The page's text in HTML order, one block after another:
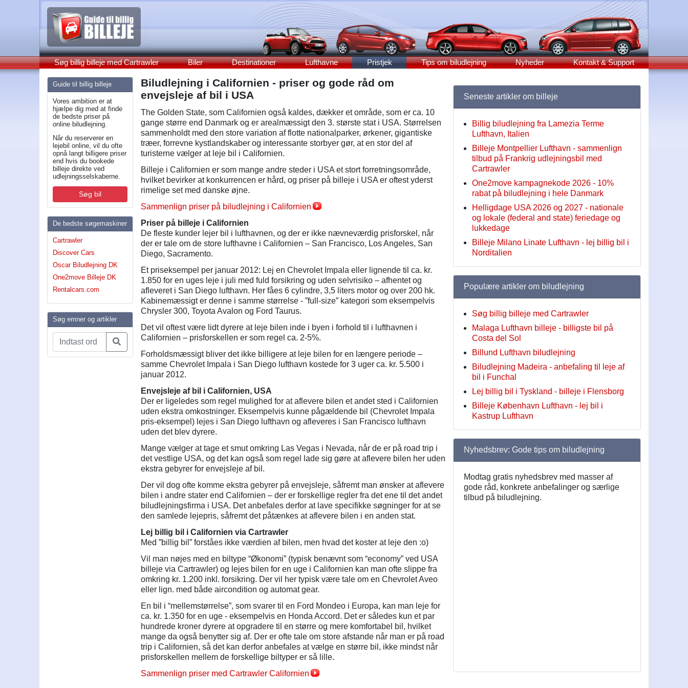
Søg billig billeje med Cartrawler Biler Destinationer Lufthavne Pristjek Tips om biludlejning Nyheder Kontakt & Support
Guide til billig billeje
Vores ambition er at
hjælpe dig med at finde
de bedste priser på
online biludlejning.
Når du reserverer en
lejebil online, vil du ofte
opnå langt billigere priser
end hvis du bookede
billeje direkte ved
udlejningsselskaberne.
Søg bil
De bedste søgemaskiner
Cartrawler
Discover Cars
Oscar Biludlejning DK
One2move Billeje DK
Rentalcars.com
Søg emner og artikler
Biludlejning i Californien - priser og gode råd om
envejsleje af bil i USA
The Golden State, som Californien også kaldes, dækker et område, som er ca. 10
gange større end Danmark og er arealmæssigt den 3. største stat i USA. Størrelsen
sammenholdt med den store variation af flotte nationalparker, ørkener, gigantiske
træer, forrevne kystlandskaber og interessante storbyer gør, at en stor del af
turisterne vælger at leje bil i Californien.
Billeje i Californien er som mange andre steder i USA et stort forretningsområde,
hvilket bevirker at konkurrencen er hård, og priser på billeje i USA er oftest yderst
rimelige set med danske øjne.
Sammenlign priser på biludlejning i Californien
Priser på billeje i Californien
De fleste kunder lejer bil i lufthavnen, og der er ikke nævneværdig prisforskel, når
der er tale om de store lufthavne i Californien – San Francisco, Los Angeles, San
Diego, Sacramento.
Et priseksempel per januar 2012: Lej en Chevrolet Impala eller lignende til ca. kr.
1.850 for en uges leje i juli med fuld forsikring og uden selvrisiko – afhentet og
afleveret i San Diego lufthavn. Her fåes 6 cylindre, 3,5 liters motor og over 200 hk.
Kabinemæssigt er denne i samme størrelse - ”full-size” kategori som eksempelvis
Chrysler 300, Toyota Avalon og Ford Taurus.
Det vil oftest være lidt dyrere at leje bilen inde i byen i forhold til i lufthavnen i
Californien – prisforskellen er som regel ca. 2-5%.
Forholdsmæssigt bliver det ikke billigere at leje bilen for en længere periode –
samme Chevrolet Impala i San Diego lufthavn kostede for 3 uger ca. kr. 5.500 i
januar 2012.
Envejsleje af bil i Californien, USA
Der er ligeledes som regel mulighed for at aflevere bilen et andet sted i Californien
uden ekstra omkostninger. Eksempelvis kunne pågældende bil (Chevrolet Impala
pris-eksempel) lejes i San Diego lufthavn og afleveres i San Francisco lufthavn
uden det blev dyrere.
Mange vælger at tage et smut omkring Las Vegas i Nevada, når de er på road trip i
det vestlige USA, og det kan også som regel lade sig gøre at aflevere bilen her uden
ekstra gebyrer for envejsleje af bil.
Der vil dog ofte komme ekstra gebyrer på envejsleje, såfremt man ønsker at aflevere
bilen i andre stater end Californien – der er forskellige regler fra det ene til det andet
biludlejningsfirma i USA. Det anbefales derfor at lave specifikke søgninger for at se
den samlede lejepris, såfremt det påtænkes at aflevere bilen i en anden stat.
Lej billig bil i Californien via Cartrawler
Med ”billig bil” forståes ikke værdien af bilen, men hvad det koster at leje den :o)
Vil man nøjes med en biltype “Økonomi” (typisk benævnt som “economy” ved USA
billeje via Cartrawler) og lejes bilen for en uge i Californien kan man ofte slippe fra
omkring kr. 1.200 inkl. forsikring. Der vil her typisk være tale om en Chevrolet Aveo
eller lign. med både aircondition og automat gear.
En bil i “mellemstørrelse”, som svarer til en Ford Mondeo i Europa, kan man leje for
ca. kr. 1.350 for en uge - eksempelvis en Honda Accord. Det er således kun et par
hundrede kroner dyrere at opgradere til en større og mere komfortabel bil, hvilket
mange da også benytter sig af. Der er ofte tale om store afstande når man er på road
trip i Californien, så det kan derfor anbefales at vælge en større bil, ikke mindst når
prisforskellen mellem de forskellige biltyper er så lille.
Sammenlign priser med Cartrawler Californien
Seneste artikler om billeje
Billig biludlejning fra Lamezia Terme
Lufthavn, Italien
Billeje Montpellier Lufthavn - sammenlign
tilbud på Frankrig udlejningsbil med
Cartrawler
One2move kampagnekode 2026 - 10%
rabat på biludlejning i hele Danmark
Helligdage USA 2026 og 2027 - nationale
og lokale (federal and state) feriedage og
lukkedage
Billeje Milano Linate Lufthavn - lej billig bil i
Norditalien
Populære artikler om biludlejning
Søg billig billeje med Cartrawler
Malaga Lufthavn billeje - billigste bil på
Costa del Sol
Billund Lufthavn biludlejning
Biludlejning Madeira - anbefaling til leje af
bil i Funchal
Lej billig bil i Tyskland - billeje i Flensborg
Billeje København Lufthavn - lej bil i
Kastrup Lufthavn
Nyhedsbrev: Gode tips om biludlejning
Modtag gratis nyhedsbrev med masser af
gode råd, konkrete anbefalinger og særlige
tilbud på biludlejning.